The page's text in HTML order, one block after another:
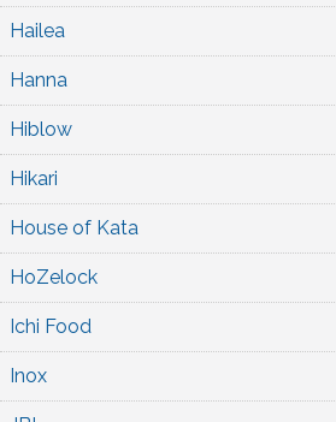
Hailea
Hanna
Hiblow
Hikari
House of Kata
HoZelock
Ichi Food
Inox